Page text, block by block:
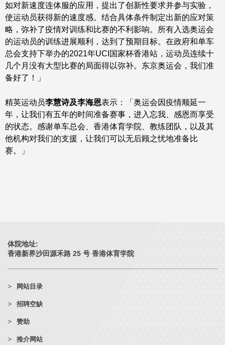
如对新速度连体服的应用，提出了创新性要求并参与实验，
使运动员获得新的速度感。结合具体条件制定出新的应对策
略，弥补了疫情对训练和比赛的不利影响。所有入选奥运会
的运动员的训练进展顺利，达到了预期目标。在政府和单车
总会支持下举办的2021年UCI国家杯香港站，运动员连续十
几个月没有大型比赛的局面得以弥补。东京奥运会，我们准
备好了！」
精英运动员李慧诗及李海恩表示：「奥运会因疫情顺延一
年，让我们有五年的时间准备赛事，进入忘我、感恩而享受
的状态。感谢单车总会、香港体育学院、教练团队，以及其
他机构对我们的支援，让我们可以无后顾之忧地准备比
赛。」
体院地址:
香港新界沙田源禾路 25 号 香港体育学院
网站目录
招聘空缺
赞助
推介网站